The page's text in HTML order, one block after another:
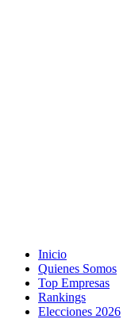
Inicio
Quienes Somos
Top Empresas
Rankings
Elecciones 2026